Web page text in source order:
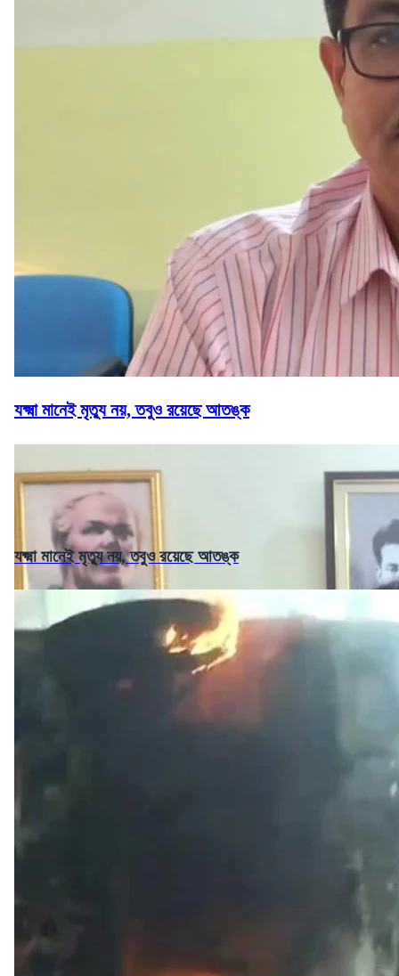
যক্ষ্মা মানেই মৃত্যু নয়, তবুও রয়েছে আতঙ্ক
যক্ষ্মা মানেই মৃত্যু নয়, তবুও রয়েছে আতঙ্ক